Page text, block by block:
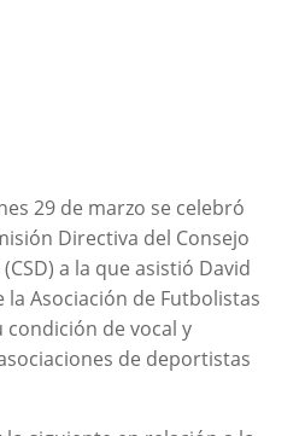
29 de marzo se celebró
Directiva del Consejo
a la que asistió David
la Asociación de Futbolistas
condición de vocal y
de deportistas